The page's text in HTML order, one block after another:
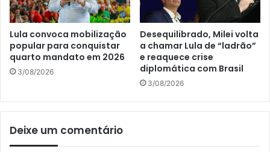
Lula convoca mobilização
popular para conquistar
quarto mandato em 2026
3/08/2026
Desequilibrado, Milei volta
a chamar Lula de “ladrão”
e reaquece crise
diplomática com Brasil
3/08/2026
Deixe um comentário